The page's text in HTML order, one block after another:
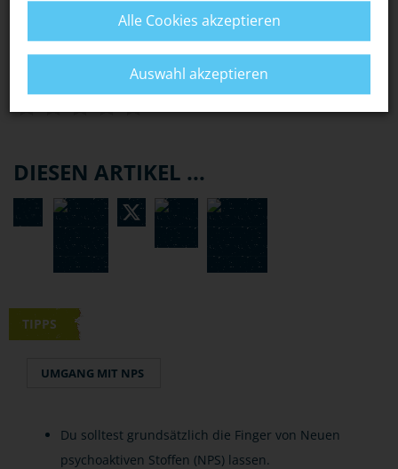
BEWERTUNG
DIESEN ARTIKEL ...
TIPPS
UMGANG MIT NPS
Du solltest grundsätzlich die Finger von Neuen
psychoaktiven Stoffen (NPS) lassen.
Alle Cookies akzeptieren
Auswahl akzeptieren